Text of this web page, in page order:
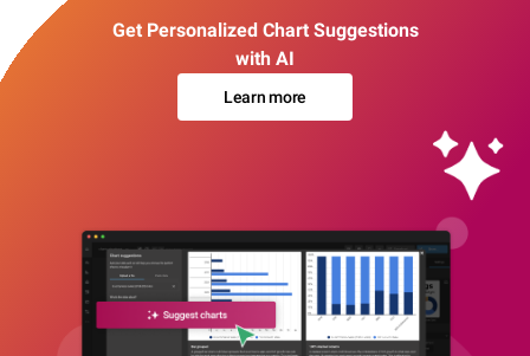
Get Personalized Chart Suggestions
with AI
Learn more